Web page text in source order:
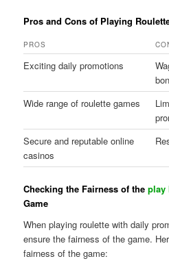
Pros and Cons of Playing
PROS
Exciting daily promotions
Wide range of roulette games
Secure and reputable online
casinos
Checking the Fairness of theplay
Game
When playing roulette with daily
ensure the fairness of the game.
fairness of the game: